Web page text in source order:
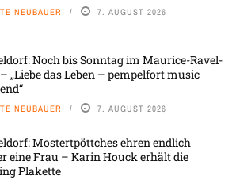
NEUBAUER 7. AUGUST 2026
Noch bis Sonntag im Maurice-Ravel-
„Liebe das Leben – pempelfort music
NEUBAUER 7. AUGUST 2026
Mostertpöttches ehren endlich
eine Frau – Karin Houck erhält die
Plakette